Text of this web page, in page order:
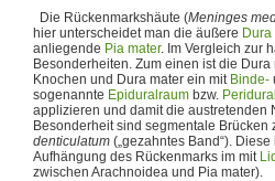
Die Rückenmarkshäute (Meninges
hier unterscheidet man die äußere Dura
anliegende Pia mater. Im Vergleich zur
Besonderheiten. Zum einen ist die
Knochen und Dura mater ein mit Binde-
sogenannte Epiduralraum bzw.
applizieren und damit die austretenden
Besonderheit sind segmentale
denticulatum („gezahntes Band“).
Aufhängung des Rückenmarks im mit
zwischen Arachnoidea und Pia mater).